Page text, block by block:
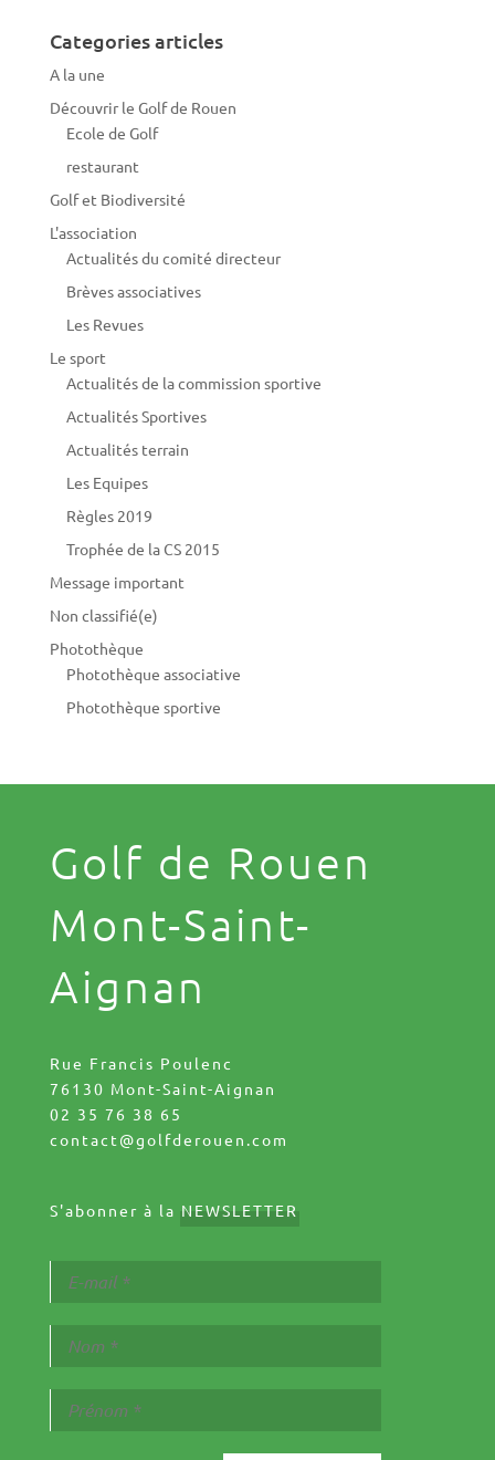
Categories articles
A la une
Découvrir le Golf de Rouen
Ecole de Golf
restaurant
Golf et Biodiversité
L'association
Actualités du comité directeur
Brèves associatives
Les Revues
Le sport
Actualités de la commission sportive
Actualités Sportives
Actualités terrain
Les Equipes
Règles 2019
Trophée de la CS 2015
Message important
Non classifié(e)
Photothèque
Photothèque associative
Photothèque sportive
Golf de Rouen
Mont-Saint-
Aignan
Rue Francis Poulenc
76130 Mont-Saint-Aignan
02 35 76 38 65
contact@golfderouen.com
S'abonner à la NEWSLETTER